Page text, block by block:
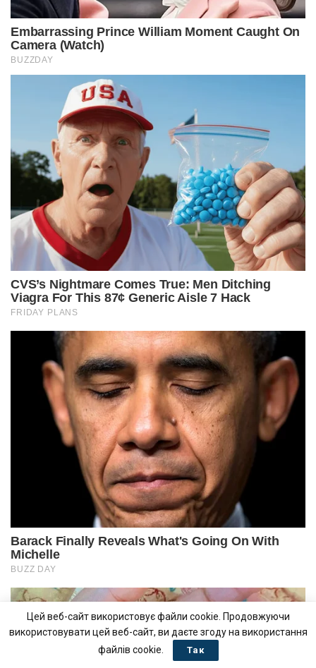
Цей веб-сайт використовує файли cookie. Продовжуючи
використовувати цей веб-сайт, ви даєте згоду на використання
файлів cookie.
Так